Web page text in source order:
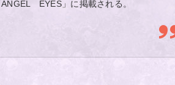
EYES」に掲載される。